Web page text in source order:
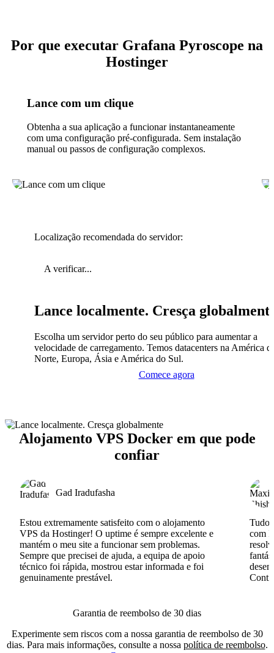
Por que executar Grafana Pyroscope na
Hostinger
Lance com um clique
Obtenha a sua aplicação a funcionar instantaneamente
com uma configuração pré-configurada. Sem instalação
manual ou passos de configuração complexos.
Localização recomendada do servidor:
A verificar...
Lance localmente. Cresça
Escolha um servidor perto do seu público para aumentar a
velocidade de carregamento. Temos datacenters na América
Norte, Europa, Ásia e América do Sul.
Comece agora
Alojamento VPS Docker em que pode
confiar
Gad Iradufasha
Estou extremamente satisfeito com o alojamento
VPS da Hostinger! O uptime é sempre excelente e
mantém o meu site a funcionar sem problemas.
Sempre que precisei de ajuda, a equipa de apoio
técnico foi rápida, mostrou estar informada e foi
genuinamente prestável.
Tudo
com
Garantia de reembolso de 30 dias
Experimente sem riscos com a nossa garantia de reembolso de 30
dias. Para mais informações, consulte a nossa política de reembolso.